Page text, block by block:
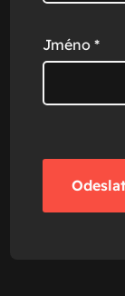
Jméno *